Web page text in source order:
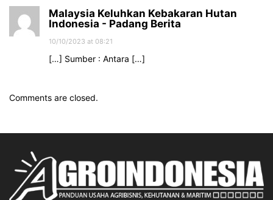
Malaysia Keluhkan Kebakaran Hutan
Indonesia - Padang Berita
10/10/2023 at 08:21
[…] Sumber : Antara […]
Comments are closed.